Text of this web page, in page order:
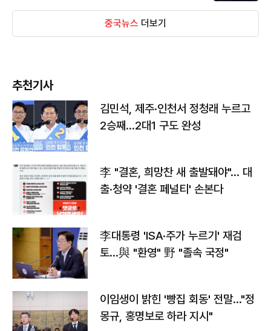
중국뉴스 더보기
추천기사
김민석, 제주·인천서 정청래 누르고
2승째…2대1 구도 완성
李 "결혼, 희망찬 새 출발돼야"… 대
출·청약 '결혼 페널티' 손본다
李대통령 'ISA·주가 누르기' 재검
토…與 "환영" 野 "졸속 국정"
이임생이 밝힌 '빵집 회동' 전말…"정
몽규, 홍명보로 하라 지시"